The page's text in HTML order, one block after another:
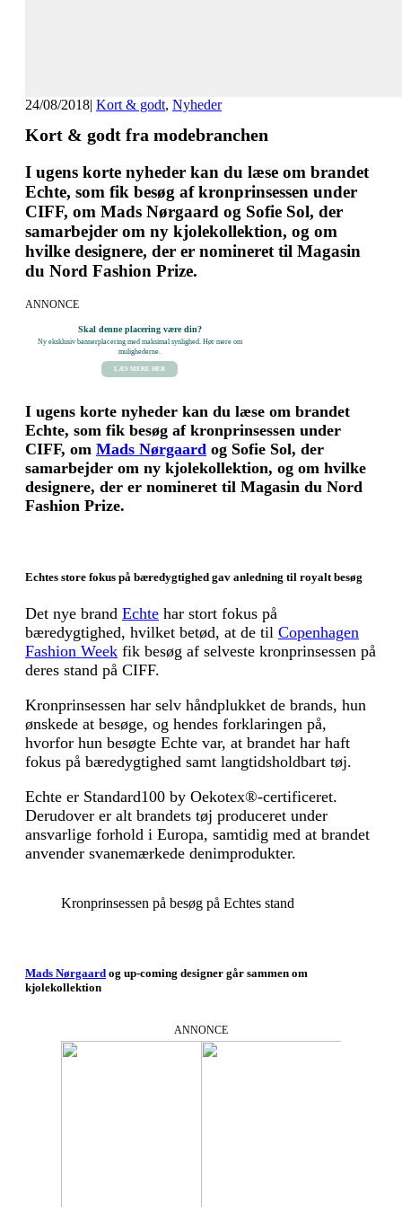
24/08/2018| Kort & godt, Nyheder
Kort & godt fra modebranchen
I ugens korte nyheder kan du læse om brandet
Echte, som fik besøg af kronprinsessen under
CIFF, om Mads Nørgaard og Sofie Sol, der
samarbejder om ny kjolekollektion, og om
hvilke designere, der er nomineret til Magasin
du Nord Fashion Prize.
ANNONCE
Skal denne placering være din?
Ny eksklusiv bannerplacering med maksimal synlighed. Hør mere om
mulighederne.
LÆS MERE HER
I ugens korte nyheder kan du læse om brandet
Echte, som fik besøg af kronprinsessen under
CIFF, om Mads Nørgaard og Sofie Sol, der
samarbejder om ny kjolekollektion, og om hvilke
designere, der er nomineret til Magasin du Nord
Fashion Prize.
Echtes store fokus på bæredygtighed gav anledning til royalt besøg
Det nye brand Echte har stort fokus på
bæredygtighed, hvilket betød, at de til Copenhagen
Fashion Week fik besøg af selveste kronprinsessen på
deres stand på CIFF.
Kronprinsessen har selv håndplukket de brands, hun
ønskede at besøge, og hendes forklaringen på,
hvorfor hun besøgte Echte var, at brandet har haft
fokus på bæredygtighed samt langtidsholdbart tøj.
Echte er Standard100 by Oekotex®-certificeret.
Derudover er alt brandets tøj produceret under
ansvarlige forhold i Europa, samtidig med at brandet
anvender svanemærkede denimprodukter.
Kronprinsessen på besøg på Echtes stand
Mads Nørgaard og up-coming designer går sammen om
kjolekollektion
ANNONCE